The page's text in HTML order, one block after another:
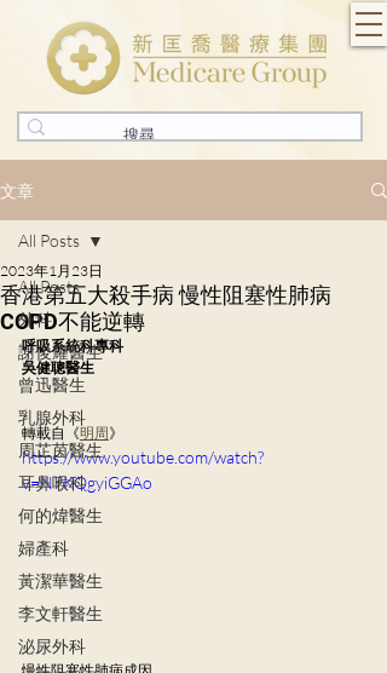
文章
All Posts
外科
謝俊耀醫生
曾迅醫生
乳腺外科
周芷茵醫生
耳鼻喉科
何的煒醫生
婦產科
黃潔華醫生
李文軒醫生
泌尿外科
All Posts
香港第五大殺手病 慢性阻塞性肺病
COPD不能逆轉
2023年1月23日
呼吸系統科專科
吳健聰醫生
轉載自《明周》
https://www.youtube.com/watch?
v=N7KQgyiGGAo